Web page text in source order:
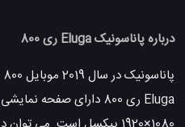
درباره پاناسونیک Eluga ری 800